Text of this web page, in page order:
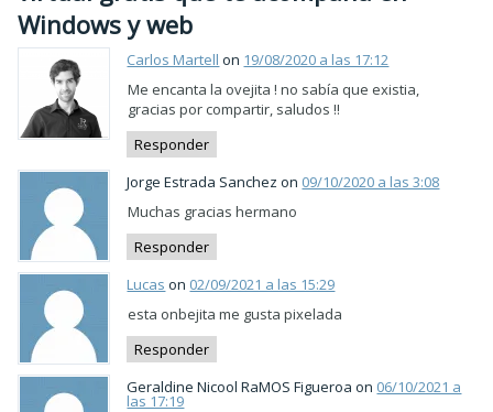
Windows y web
Carlos Martell on 19/08/2020 a las 17:12
Me encanta la ovejita ! no sabía que existia,
gracias por compartir, saludos !!
Responder
Jorge Estrada Sanchez on 09/10/2020 a las 3:08
Muchas gracias hermano
Responder
Lucas on 02/09/2021 a las 15:29
esta onbejita me gusta pixelada
Responder
Geraldine Nicool RaMOS Figueroa on 06/10/2021 a
las 17:19